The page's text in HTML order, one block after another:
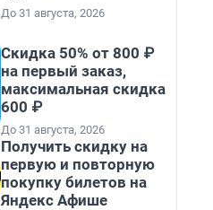
До 31 августа, 2026
Скидка 50% от 800 ₽
на первый заказ,
максимальная скидка
600 ₽
До 31 августа, 2026
Получить скидку на
первую и повторную
покупку билетов на
Яндекс Афише